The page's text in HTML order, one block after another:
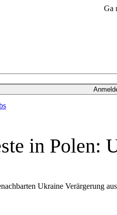
Ga
in Polen:
Ukraine Verärgerung